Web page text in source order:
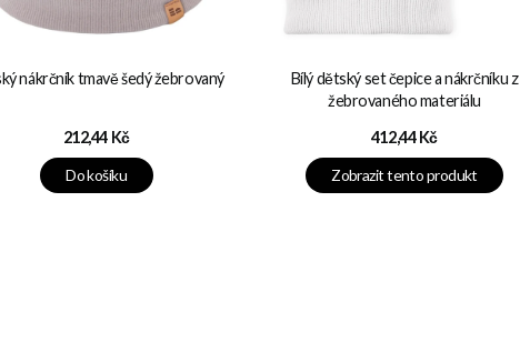
nákrčník tmavě šedý žebrovaný
Cena
212,44 Kč
Do košíku
Bílý dětský set čepice a nákrčníku z
žebrovaného materiálu
Cena
412,44 Kč
Zobrazit tento produkt